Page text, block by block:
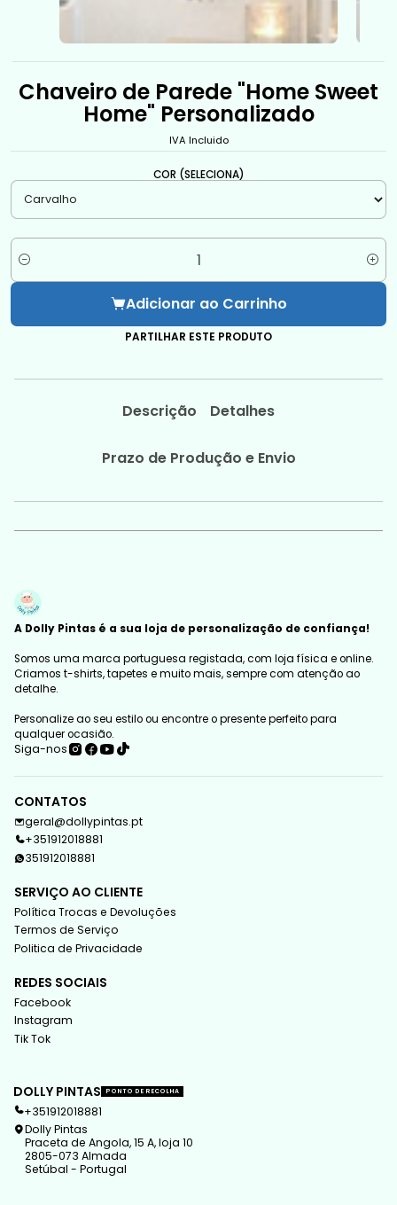
Chaveiro de Parede "Home Sweet
Home" Personalizado
IVA Incluido
COR (SELECIONA)
Quantidade
Adicionar ao Carrinho
PARTILHAR ESTE PRODUTO
Descrição Detalhes
Prazo de Produção e Envio
A Dolly Pintas é a sua loja de personalização de confiança!
Somos uma marca portuguesa registada, com loja física e online.
Criamos t-shirts, tapetes e muito mais, sempre com atenção ao
detalhe.
Personalize ao seu estilo ou encontre o presente perfeito para
qualquer ocasião.
Siga-nos
CONTATOS
geral@dollypintas.pt
+351912018881
351912018881
SERVIÇO AO CLIENTE
Política Trocas e Devoluções
Termos de Serviço
Politica de Privacidade
REDES SOCIAIS
Facebook
Instagram
Tik Tok
DOLLY PINTAS PONTO DE RECOLHA
+351912018881
Dolly Pintas
Praceta de Angola, 15 A, loja 10
2805-073 Almada
Setúbal - Portugal